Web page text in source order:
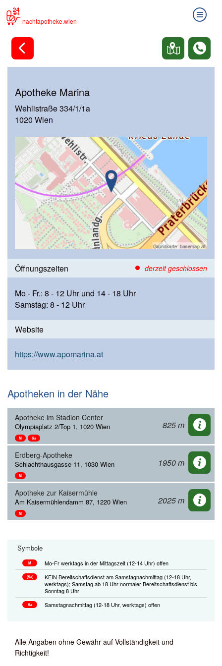
nachtapotheke.wien
Apotheke Marina
Wehlistraße 334/1/1a
1020 Wien
Öffnungszeiten derzeit geschlossen
Mo - Fr.: 8 - 12 Uhr und 14 - 18 Uhr
Samstag: 8 - 12 Uhr
Website
https://www.apomarina.at
Apotheken in der Nähe
Apotheke im Stadion Center
Olympiaplatz 2/Top 1, 1020 Wien
M Sa
825 m
Erdberg-Apotheke
Schlachthausgasse 11, 1030 Wien
M
1950 m
Apotheke zur Kaisermühle
Am Kaisermühlendamm 87, 1220 Wien
M
2025 m
Symbole
M Mo-Fr werktags in der Mittagszeit (12-14 Uhr) offen
(Sa)
KEIN Bereitschaftsdienst am Samstagnachmittag (12-18 Uhr,
werktags); Samstag ab 18 Uhr normaler Bereitschaftsdienst bis
Sonntag 8 Uhr
Sa Samstagnachmittag (12-18 Uhr, werktags) offen
Alle Angaben ohne Gewähr auf Vollständigkeit und
Richtigkeit!